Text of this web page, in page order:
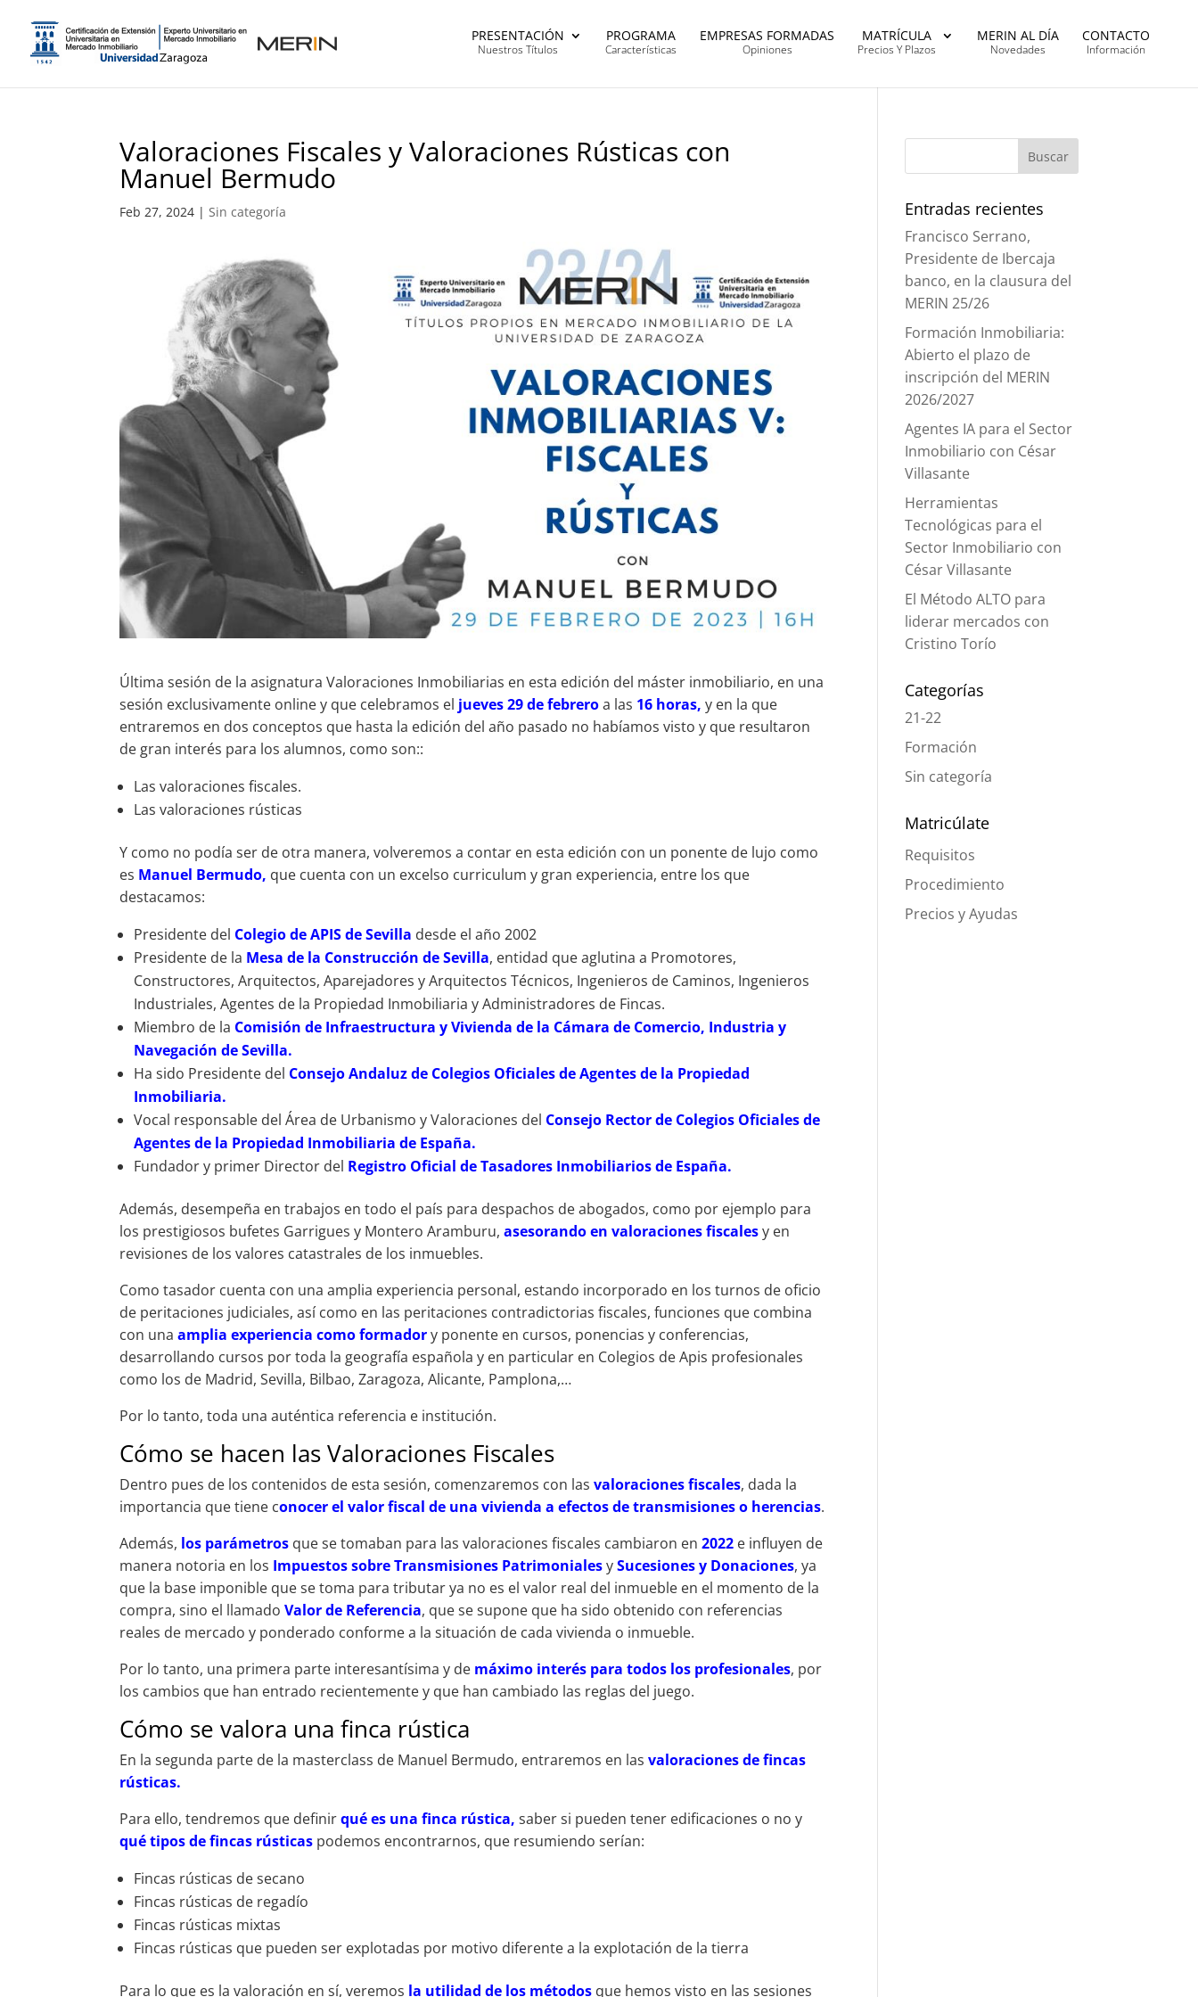
PRESENTACIÓN
Nuestros Títulos
PROGRAMA
Características
EMPRESAS FORMADAS
Opiniones
MATRÍCULA
Precios Y Plazos
MERIN AL DÍA
Novedades
CONTACTO
Información
Valoraciones Fiscales y Valoraciones Rústicas con
Manuel Bermudo
Feb 27, 2024 |Sin categoría
Última sesión de la asignatura Valoraciones Inmobiliarias en esta edición del máster inmobiliario, en una
sesión exclusivamente online y que celebramos el jueves 29 de febreroa las 16 horas,y en la que
entraremos en dos conceptos que hasta la edición del año pasado no habíamos visto y que resultaron
de gran interés para los alumnos, como son::
Las valoraciones fiscales.
Las valoraciones rústicas
Y como no podía ser de otra manera, volveremos a contar en esta edición con un ponente de lujo como
es Manuel Bermudo, que cuenta con un excelso curriculum y gran experiencia, entre los que
destacamos:
Presidente del Colegio de APIS de Sevilla desde el año 2002
Presidente de la Mesa de la Construcción de Sevilla, entidad que aglutina a Promotores,
Constructores, Arquitectos, Aparejadores y Arquitectos Técnicos, Ingenieros de Caminos, Ingenieros
Industriales, Agentes de la Propiedad Inmobiliaria y Administradores de Fincas.
Miembro de la Comisión de Infraestructura y Vivienda de la Cámara de Comercio, Industria y
Navegación de Sevilla.
Ha sido Presidente del Consejo Andaluz de Colegios Oficiales de Agentes de la Propiedad
Inmobiliaria.
Vocal responsable del Área de Urbanismo y Valoraciones del Consejo Rector de Colegios Oficiales de
Agentes de la Propiedad Inmobiliaria de España.
Fundador y primer Director del Registro Oficial de Tasadores Inmobiliarios de España.
Además, desempeña en trabajos en todo el país para despachos de abogados, como por ejemplo para
los prestigiosos bufetes Garrigues y Montero Aramburu,asesorando en valoraciones fiscalesy en
revisiones de los valores catastrales de los inmuebles.
Como tasador cuenta con una amplia experiencia personal, estando incorporado en los turnos de oficio
de peritaciones judiciales, así como en las peritaciones contradictorias fiscales, funciones que combina
con unaamplia experiencia como formador y ponente en cursos, ponencias y conferencias,
desarrollando cursos por toda la geografía española y en particular en Colegios de Apis profesionales
como los de Madrid, Sevilla, Bilbao, Zaragoza, Alicante, Pamplona,…
Por lo tanto, toda una auténtica referencia e institución.
Cómo se hacen las Valoraciones Fiscales
Dentro pues de los contenidos de esta sesión, comenzaremos con las valoraciones fiscales, dada la
importancia que tiene conocer el valor fiscal de una vivienda a efectos de transmisiones o herencias.
Además, los parámetros que se tomaban para las valoraciones fiscales cambiaron en2022 e influyen de
manera notoria en los Impuestos sobre Transmisiones PatrimonialesySucesiones y Donaciones, ya
que la base imponible que se toma para tributar ya no es el valor real del inmueble en el momento de la
compra, sino el llamadoValor de Referencia, que se supone que ha sido obtenido con referencias
reales de mercado y ponderado conforme a la situación de cada vivienda o inmueble.
Por lo tanto, una primera parte interesantísima y de máximo interés para todos los profesionales, por
los cambios que han entrado recientemente y que han cambiado las reglas del juego.
Cómo se valora una finca rústica
En la segunda parte de la masterclass de Manuel Bermudo, entraremos en lasvaloraciones de fincas
rústicas.
Para ello, tendremos que definirqué es una finca rústica, saber si pueden tener edificaciones o no y
qué tipos de fincas rústicas podemos encontrarnos, que resumiendo serían:
Fincas rústicas de secano
Fincas rústicas de regadío
Fincas rústicas mixtas
Fincas rústicas que pueden ser explotadas por motivo diferente a la explotación de la tierra
Para lo que es la valoración en sí, veremos la utilidad de los métodos que hemos visto en las sesiones
Entradas recientes
Francisco Serrano,
Presidente de Ibercaja
banco, en la clausura del
MERIN 25/26
Formación Inmobiliaria:
Abierto el plazo de
inscripción del MERIN
2026/2027
Agentes IA para el Sector
Inmobiliario con César
Villasante
Herramientas
Tecnológicas para el
Sector Inmobiliario con
César Villasante
El Método ALTO para
liderar mercados con
Cristino Torío
Categorías
21-22
Formación
Sin categoría
Matricúlate
Requisitos
Procedimiento
Precios y Ayudas